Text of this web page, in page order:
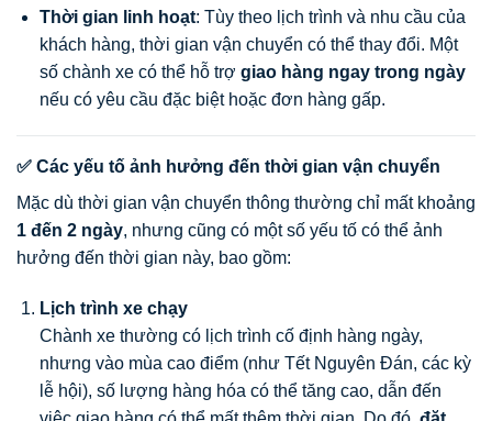
Thời gian linh hoạt: Tùy theo lịch trình và nhu cầu của
khách hàng, thời gian vận chuyển có thể thay đổi. Một
số chành xe có thể hỗ trợ giao hàng ngay trong ngày
nếu có yêu cầu đặc biệt hoặc đơn hàng gấp.
✅ Các yếu tố ảnh hưởng đến thời gian vận chuyển
Mặc dù thời gian vận chuyển thông thường chỉ mất khoảng
1 đến 2 ngày, nhưng cũng có một số yếu tố có thể ảnh
hưởng đến thời gian này, bao gồm:
Lịch trình xe chạy
Chành xe thường có lịch trình cố định hàng ngày,
nhưng vào mùa cao điểm (như Tết Nguyên Đán, các kỳ
lễ hội), số lượng hàng hóa có thể tăng cao, dẫn đến